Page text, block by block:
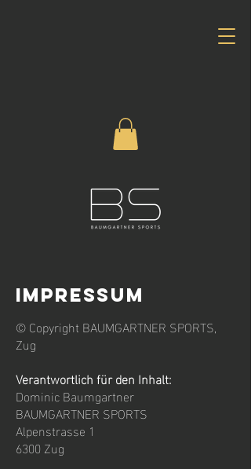
IMPRESSUM
© Copyright BAUMGARTNER SPORTS,
Zug
Verantwortlich für den Inhalt:
Dominic Baumgartner
BAUMGARTNER SPORTS
Alpenstrasse 1
6300 Zug